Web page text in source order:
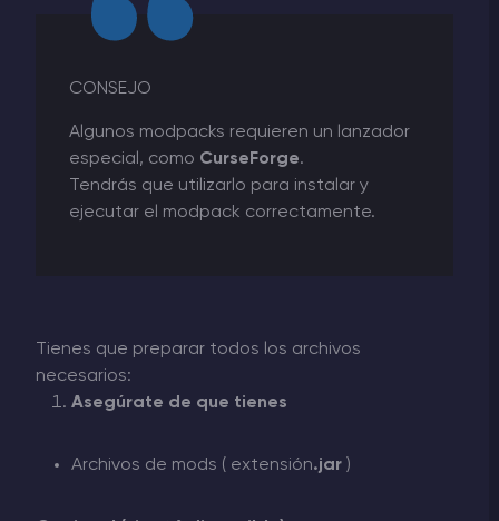
CONSEJO
Algunos modpacks requieren un lanzador
especial, como CurseForge.
Tendrás que utilizarlo para instalar y
ejecutar el modpack correctamente.
Tienes que preparar todos los archivos
necesarios:
Asegúrate de que tienes
Archivos de mods ( extensión.jar )